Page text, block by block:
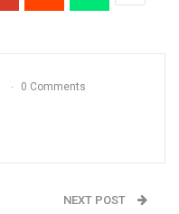
0 Comments
NEXT POST